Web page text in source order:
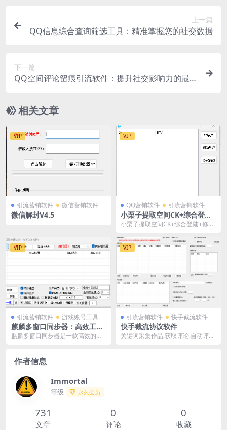
上一篇
QQ信息综合查询筛选工具：精准掌握您的社交数据
下一篇
QQ空间评论留痕引流软件：提升社交影响力的最佳
相关文章
VIP
引流营销软件 微信营销软件
微信解封V4.5
VIP
QQ营销软件 引流营销软件
小栗子提取空间CK+综合登陆
+修改资料：QQ管理的全能助
小栗子提取空间CK+综合登陆+修改
的管理工具。它通...
VIP
引流营销软件 游戏账号工具
麒麟多窗口同步器：高效工作
与多任务处理的必备神器
麒麟多窗口同步器是一款高效的键
VIP
引流营销软件 快手截流软件
快手截流协议软件
关键词采集作品,获取评论,自动评
作者信息
Immortal
等级 永久会员
731
文章
0
评论
0
收藏